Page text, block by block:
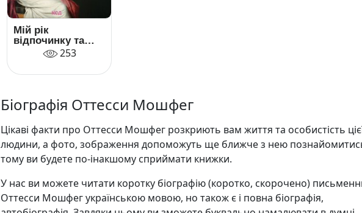
Мій рік
відпочинку та
розслаблення
253
Біографія Оттесси Мошфег
Цікаві факти про Оттесси Мошфег розкриють вам життя та особистість
людини, а фото, зображення допоможуть ще ближче з нею
тому ви будете по-інакшому сприймати книжки.
У нас ви можете читати коротку біографію (коротко, скорочено)
Оттесси Мошфег українською мовою, но також є і повна біографія,